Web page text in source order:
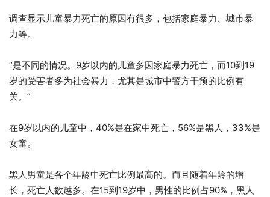
调查显示儿童暴力死亡的原因有很多，包括家庭暴力、城市暴
力等。
“是不同的情况。9岁以内的儿童多因家庭暴力死亡，而10到19
岁的受害者多为社会暴力，尤其是城市中警方干预的比例有
关。”
在9岁以内的儿童中，40%是在家中死亡，56%是黑人，33%是
女童。
黑人男童是各个年龄中死亡比例最高的。而且随着年龄的增
长，死亡人数越多。在15到19岁中，男性的比例占90%，黑人